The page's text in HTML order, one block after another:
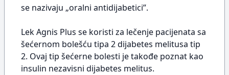
se nazivaju „oralni antidijabetici”.
Lek Agnis Plus se koristi za lečenje pacijenata sa
šećernom bolešću tipa 2 dijabetes melitusa tip
2. Ovaj tip šećerne bolesti je takođe poznat kao
insulin nezavisni dijabetes melitus.